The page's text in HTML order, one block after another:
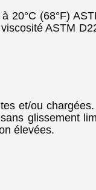
(68°F)
ASTM
et/ou
glissement
élevées.